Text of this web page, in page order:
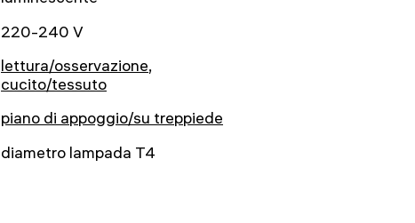
220-240 V
lettura/osservazione,
cucito/tessuto
piano di appoggio/su treppiede
diametro lampada T4